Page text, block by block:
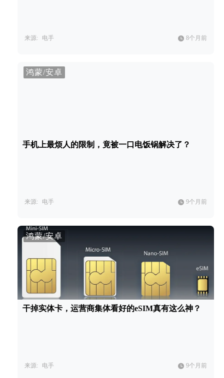
来源: 电手 8个月前
鸿蒙/安卓
手机上最烦人的限制，竟被一口电饭锅解决了？
来源: 电手 9个月前
鸿蒙/安卓
干掉实体卡，运营商集体看好的eSIM真有这么神？
来源: 电手 9个月前